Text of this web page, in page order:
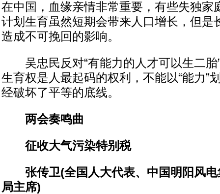
在中国，血缘亲情非常重要，有些失独家
计划生育虽然短期会带来人口增长，但是
造成不可挽回的影响。
吴忠民反对“有能力的人才可以生二胎
生育权是人最起码的权利，不能以“能力”
经破坏了平等的底线。
两会奏鸣曲
征收大气污染特别税
张传卫(全国人大代表、中国明阳风
局主席)